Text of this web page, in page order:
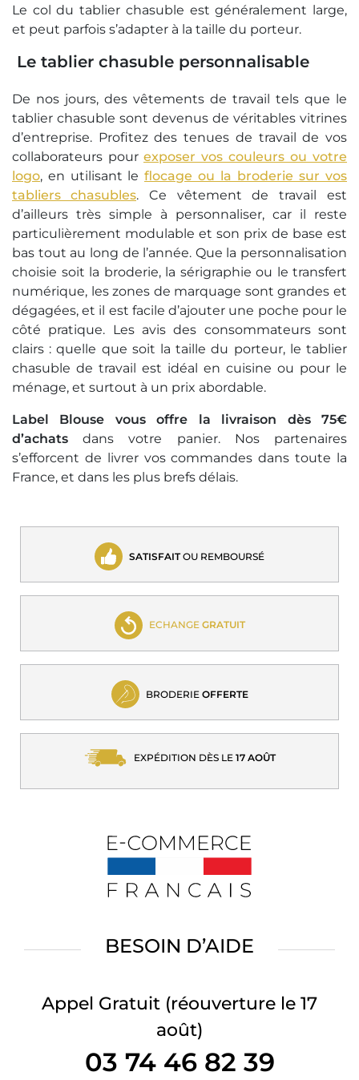
Le col du tablier chasuble est généralement large,
et peut parfois s’adapter à la taille du porteur.
Le tablier chasuble personnalisable
De nos jours, des vêtements de travail tels que le
tablier chasuble sont devenus de véritables vitrines
d’entreprise. Profitez des tenues de travail de vos
collaborateurs pour exposer vos couleurs ou votre
logo, en utilisant le flocage ou la broderie sur vos
tabliers chasubles. Ce vêtement de travail est
d’ailleurs très simple à personnaliser, car il reste
particulièrement modulable et son prix de base est
bas tout au long de l’année. Que la personnalisation
choisie soit la broderie, la sérigraphie ou le transfert
numérique, les zones de marquage sont grandes et
dégagées, et il est facile d’ajouter une poche pour le
côté pratique. Les avis des consommateurs sont
clairs : quelle que soit la taille du porteur, le tablier
chasuble de travail est idéal en cuisine ou pour le
ménage, et surtout à un prix abordable.
Label Blouse vous offre la livraison dès 75€
d’achats dans votre panier. Nos partenaires
s’efforcent de livrer vos commandes dans toute la
France, et dans les plus brefs délais.
SATISFAITOU REMBOURSÉ
ECHANGE GRATUIT
BRODERIE OFFERTE
EXPÉDITION DÈS LE 17 AOÛT
BESOIN D’AIDE
Appel Gratuit (réouverture le 17
août)
03 74 46 82 39